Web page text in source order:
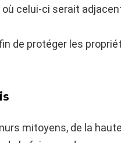
celui-ci serait
de protéger les
mitoyens, de la